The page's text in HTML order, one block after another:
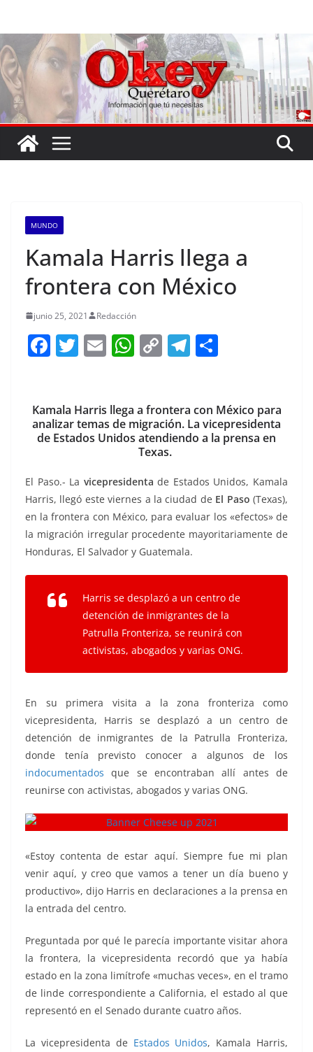
contenido
MUNDO
Kamala Harris llega a
frontera con México
junio 25, 2021 Redacción
F
e
b
o
k
T
er
E
l
W
s
A
p
p
C
y
Li
n
k
T
gr
a
e
Kamala Harris llega a frontera con México para
analizar temas de migración. La vicepresidenta
de Estados Unidos atendiendo a la prensa en
Texas.
El Paso.- La vicepresidenta de Estados Unidos, Kamala
Harris, llegó este viernes a la ciudad de El Paso (Texas),
en la frontera con México, para evaluar los «efectos» de
la migración irregular procedente mayoritariamente de
Honduras, El Salvador y Guatemala.
Harris se desplazó a un centro de
detención de inmigrantes de la
Patrulla Fronteriza, se reunirá con
activistas, abogados y varias ONG.
En su primera visita a la zona fronteriza como
vicepresidenta, Harris se desplazó a un centro de
detención de inmigrantes de la Patrulla Fronteriza,
donde tenía previsto conocer a algunos de los
indocumentados que se encontraban allí antes de
reunirse con activistas, abogados y varias ONG.
«Estoy contenta de estar aquí. Siempre fue mi plan
venir aquí, y creo que vamos a tener un día bueno y
productivo», dijo Harris en declaraciones a la prensa en
la entrada del centro.
Preguntada por qué le parecía importante visitar ahora
la frontera, la vicepresidenta recordó que ya había
estado en la zona limítrofe «muchas veces», en el tramo
de linde correspondiente a California, el estado al que
representó en el Senado durante cuatro años.
La vicepresidenta de Estados Unidos, Kamala Harris,